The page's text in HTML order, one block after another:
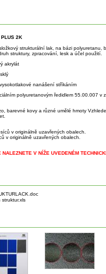
PLUS 2K
strukturální lak, na bázi polyuretanu,
struktury, zpracování, lesk a účel použití.
akrylát
nanášení stříkáním
polyuretanovým ředidlem 55.00.007 v
barevné kovy a různé umělé hmoty
v originálně uzavřených obalech.
v originálně uzavřených obalech.
V NÍŽE UVEDENÉM